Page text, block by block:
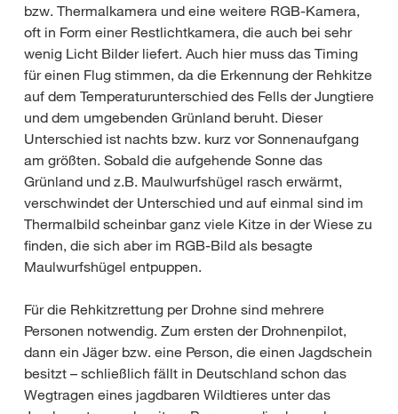
bzw. Thermalkamera und eine weitere RGB-Kamera,
oft in Form einer Restlichtkamera, die auch bei sehr
wenig Licht Bilder liefert. Auch hier muss das Timing
für einen Flug stimmen, da die Erkennung der Rehkitze
auf dem Temperaturunterschied des Fells der Jungtiere
und dem umgebenden Grünland beruht. Dieser
Unterschied ist nachts bzw. kurz vor Sonnenaufgang
am größten. Sobald die aufgehende Sonne das
Grünland und z.B. Maulwurfshügel rasch erwärmt,
verschwindet der Unterschied und auf einmal sind im
Thermalbild scheinbar ganz viele Kitze in der Wiese zu
finden, die sich aber im RGB-Bild als besagte
Maulwurfshügel entpuppen.
Für die Rehkitzrettung per Drohne sind mehrere
Personen notwendig. Zum ersten der Drohnenpilot,
dann ein Jäger bzw. eine Person, die einen Jagdschein
besitzt – schließlich fällt in Deutschland schon das
Wegtragen eines jagdbaren Wildtieres unter das